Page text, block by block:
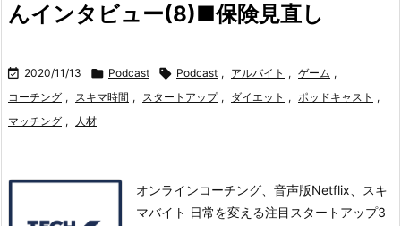
んインタビュー(8)■保険見直し
 2020/11/13  Podcast  Podcast , アルバイト , ゲーム ,
コーチング , スキマ時間 , スタートアップ , ダイエット , ポッドキャスト ,
マッチング , 人材
オンラインコーチング、音声版Netflix、スキ
マバイト 日常を変える注目スタートアップ3